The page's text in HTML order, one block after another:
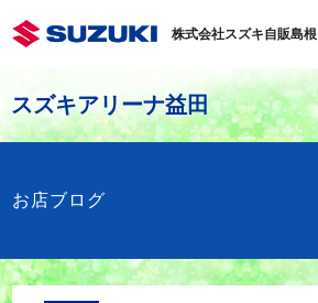
株式会社スズキ自販島根
スズキアリーナ益田
お店ブログ